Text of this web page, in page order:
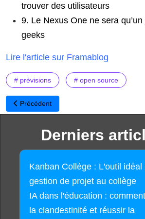
trouver des utilisateurs
9. Le Nexus One ne sera
geeks
Lire l'article sur Framablog
# prévisions # open source
Article précédent : Accord sur l'utilisation
Précédent
Derniers
Kanban Collège : L'outil idéal
gestion de projet au collège
IA dans l'éducation :
la clandestinité et réussir la